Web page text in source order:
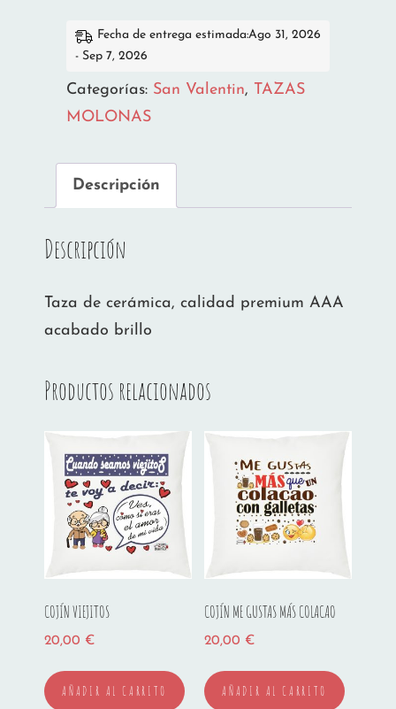
cantidad
Fecha de entrega estimada:Ago 31, 2026
- Sep 7, 2026
Categorías: San Valentin, TAZAS
MOLONAS
Descripción
Descripción
Taza de cerámica, calidad premium AAA
acabado brillo
Productos relacionados
COJÍN VIEJITOS
20,00 €
AÑADIR AL CARRITO
COJÍN ME GUSTAS MÁS COLACAO
20,00 €
AÑADIR AL CARRITO